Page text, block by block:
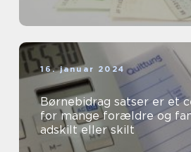
16. januar 2024
Børnebidrag satser er et
for mange forældre og
adskilt eller skilt